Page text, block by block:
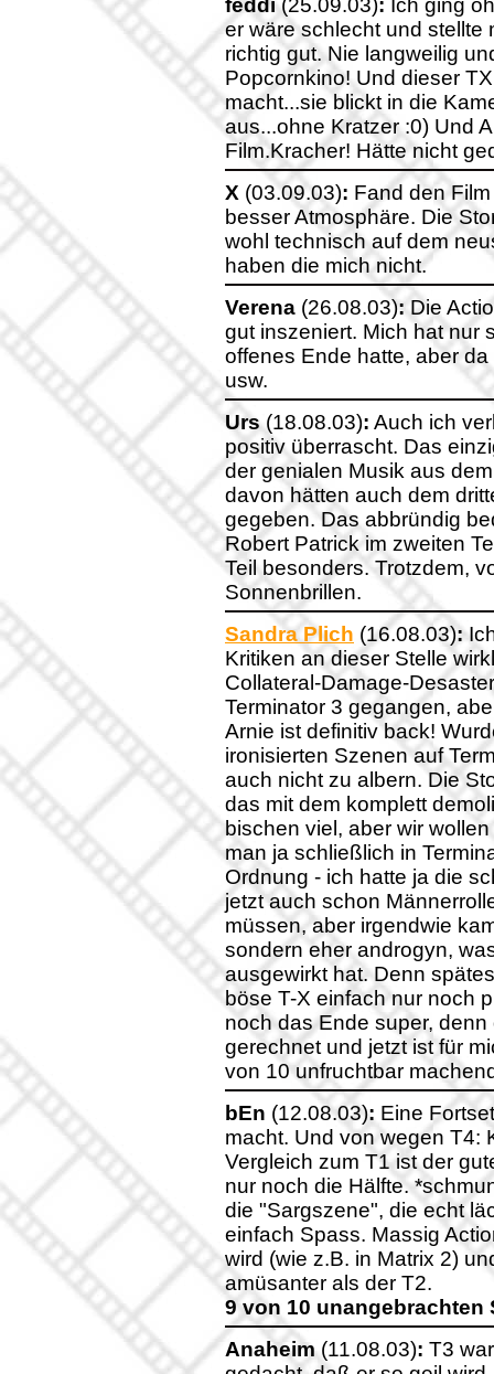
feddi(25.09.03): Ich ging
er wäre schlecht und stellte
richtig gut. Nie langweilig
Popcornkino! Und dieser
macht...sie blickt in die
aus...ohne Kratzer :0) Und
Film.Kracher! Hätte nicht
X (03.09.03): Fand den
besser Atmosphäre. Die
wohl technisch auf dem
haben die mich nicht.
Verena (26.08.03): Die
gut inszeniert. Mich hat nur
offenes Ende hatte, aber
usw.
Urs(18.08.03): Auch ich
positiv überrascht. Das
der genialen Musik aus
davon hätten auch dem
gegeben. Das abbründig
Robert Patrick im zweiten
Teil besonders. Trotzdem,
Sonnenbrillen.
Sandra Plich (16.08.03):
Kritiken an dieser Stelle
Collateral-Damage-
Terminator 3 gegangen,
Arnie ist definitiv back!
ironisierten Szenen auf
auch nicht zu albern. Die
das mit dem komplett
bischen viel, aber wir
man ja schließlich in
Ordnung - ich hatte ja die
jetzt auch schon
müssen, aber irgendwie
sondern eher androgyn,
ausgewirkt hat. Denn
böse T-X einfach nur noch
noch das Ende super,
gerechnet und jetzt ist für
von 10 unfruchtbar
bEn (12.08.03): Eine
macht. Und von wegen T4:
Vergleich zum T1 ist der
nur noch die Hälfte.
die "Sargszene", die echt
einfach Spass. Massig
wird (wie z.B. in Matrix 2)
amüsanter als der T2.
9 von 10 unangebrachten
Anaheim (11.08.03): T3